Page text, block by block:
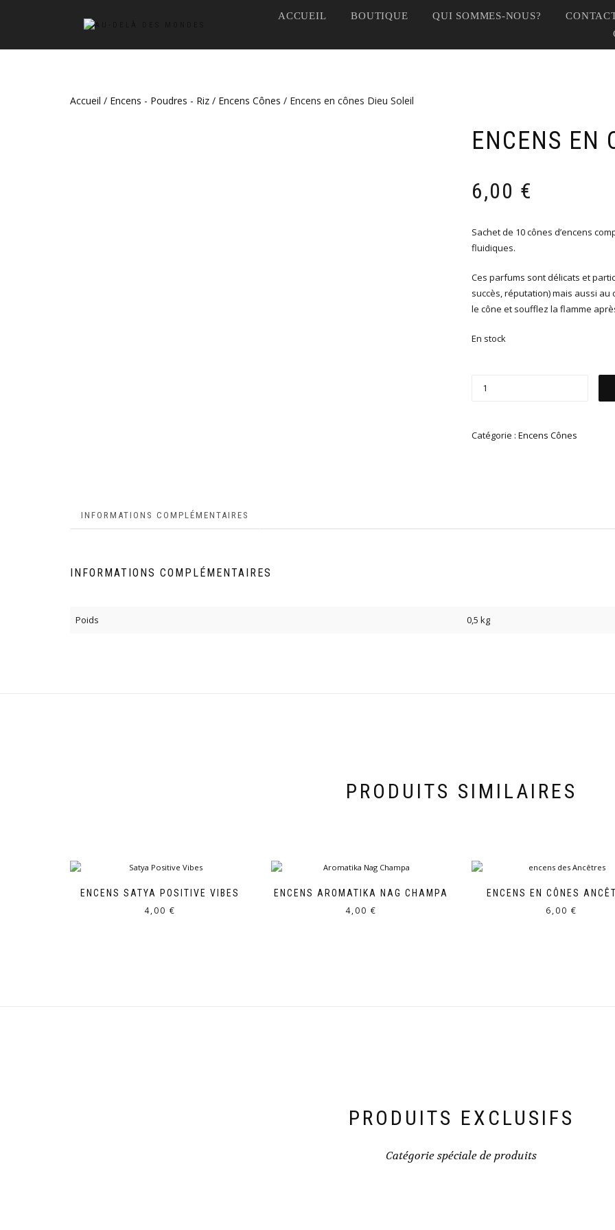
ACCUEIL BOUTIQUE QUI SOMMES-NOUS?
Accueil / Encens - Poudres - Riz / Encens Cônes / Encens en cônes Dieu Soleil
ENCENS EN
6,00 €
Sachet de 10 cônes d’encens
fluidiques.
Ces parfums sont délicats et
succès, réputation) mais aussi au
le cône et soufflez la flamme
En stock
Catégorie : Encens Cônes
INFORMATIONS COMPLÉMENTAIRES
INFORMATIONS COMPLÉMENTAIRES
Poids 0,5 kg
PRODUITS SIMILAIRES
ENCENS SATYA POSITIVE VIBES
4,00€
ENCENS AROMATIKA NAG CHAMPA
4,00 €
ENCENS EN CÔNES
6,00€
PRODUITS EXCLUSIFS
Catégorie spéciale de produits